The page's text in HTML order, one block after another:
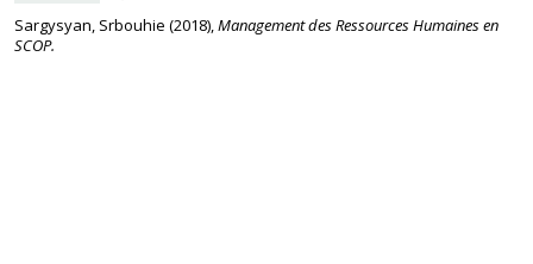
Sargysyan, Srbouhie (2018),Management des Ressources Humaines en
SCOP.